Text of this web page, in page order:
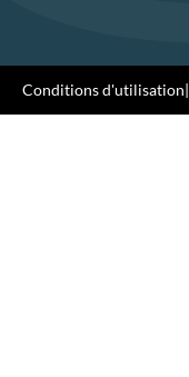
Conditions d'utilisation|